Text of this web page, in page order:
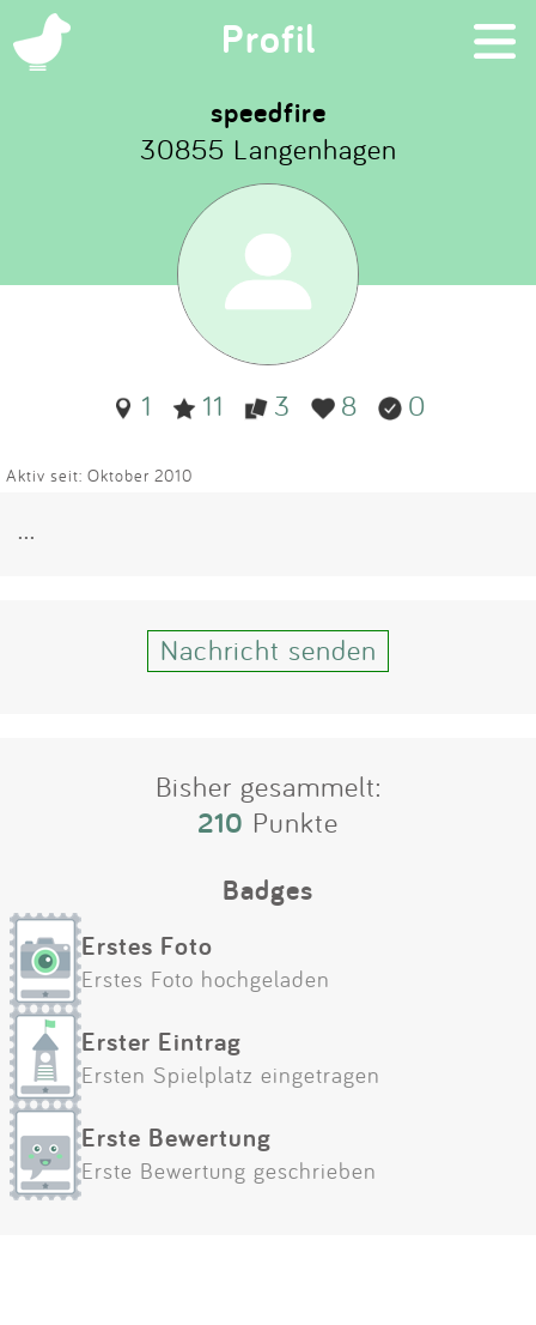
Profil ×
Suchen
Eintragen
App
Blog
Partner
Anmelden
speedfire
30855 Langenhagen
1 11 3 8 0
Aktiv seit: Oktober 2010
...
Nachricht senden
Bisher gesammelt:
210 Punkte
Badges
Erstes Foto
Erstes Foto hochgeladen
Erster Eintrag
Ersten Spielplatz eingetragen
Erste Bewertung
Erste Bewertung geschrieben